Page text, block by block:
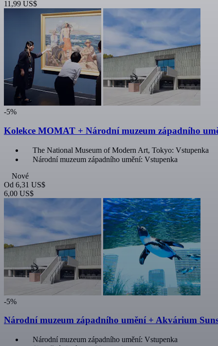
11,99 US$
-5%
Kolekce MOMAT + Národní muzeum západního
The National Museum of Modern Art, Tokyo: Vstupenka
Národní muzeum západního umění: Vstupenka
Nové
Od 6,31 US$
6,00 US$
-5%
Národní muzeum západního umění + Akvárium
Národní muzeum západního umění: Vstupenka